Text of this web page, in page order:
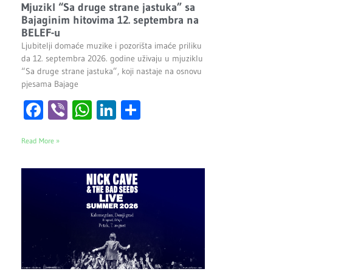
Mjuzikl “Sa druge strane jastuka” sa
Bajaginim hitovima 12. septembra na
BELEF-u
Ljubitelji domaće muzike i pozorišta imaće priliku
da 12. septembra 2026. godine uživaju u mjuziklu
“Sa druge strane jastuka”, koji nastaje na osnovu
pjesama Bajage
Facebook
ViberWhatsApp
LinkedIn
Read More »